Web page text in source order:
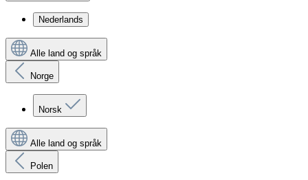
Nederlands
Alle land og språk
Norge
Norsk
Alle land og språk
Polen